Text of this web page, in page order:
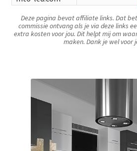
Deze pagina bevat affiliate links. Dat
commissie ontvang als je via deze links
extra kosten voor jou. Dit helpt mij om
maken. Dank je wel voor